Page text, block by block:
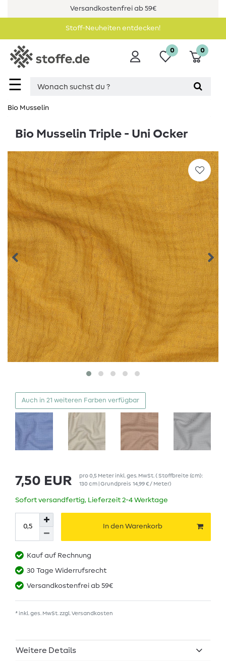
Versandkostenfrei ab 59€
Stoff-Neuheiten entdecken!
☰
0 0
Bio Musselin
Bio Musselin Triple - Uni Ocker
Auch in 21 weiteren Farben verfügbar
7,50 EUR pro0,5 Meterinkl. ges. MwSt. ( Stoffbreite (cm):
130 cm | Grundpreis 14,99 € / Meter)
Sofort versandfertig, Lieferzeit 2-4 Werktage
In den Warenkorb
Kauf auf Rechnung
30 Tage Widerrufsrecht
Versandkostenfrei ab 59€
* inkl. ges. MwSt. zzgl. Versandkosten
Weitere Details